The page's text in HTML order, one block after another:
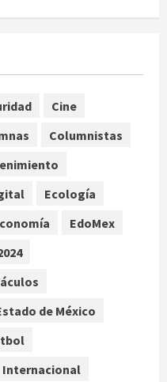
emite billete por
la Asociación de
la IA arrastra a fondos
Street
vincula el
fruta ancestral con la
Cine
Columnistas
Ecología
EdoMex
de México
Internacional